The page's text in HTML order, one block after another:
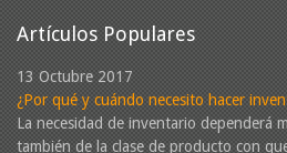
Artículos Populares
13 Octubre 2017
¿Por qué y cuándo necesito hacer
La necesidad de inventario dependerá
también de la clase de producto con